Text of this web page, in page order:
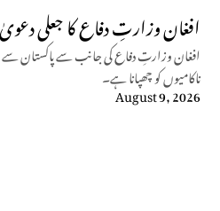
افغان وزارتِ دفاع کا جعلی
ناکامیوں کو چھپانا ہے۔
August 9, 2026